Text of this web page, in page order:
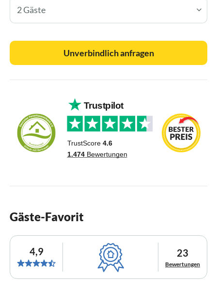
2 Gäste
Unverbindlich anfragen
Gäste-Favorit
4,9 23
Bewertungen